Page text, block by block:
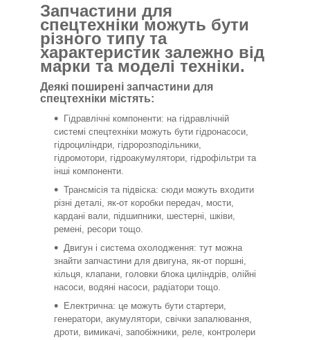
Запчастини для
спецтехніки можуть бути
різного типу та
характеристик залежно від
марки та моделі техніки.
Деякі поширені запчастини для
спецтехніки містять:
Гідравлічні компоненти: на гідравлічній
системі спецтехніки можуть бути гідронасоси,
гідроциліндри, гідророзподільники,
гідромотори, гідроакумулятори, гідрофільтри та
інші компоненти.
Трансмісія та підвіска: сюди можуть входити
різні деталі, як-от коробки передач, мости,
кардані вали, підшипники, шестерні, шківи,
ремені, ресори тощо.
Двигун і система охолодження: тут можна
знайти запчастини для двигуна, як-от поршні,
кільця, клапани, головки блока циліндрів, олійні
насоси, водяні насоси, радіатори тощо.
Електрична: це можуть бути стартери,
генератори, акумулятори, свічки запалювання,
дроти, вимикачі, запобіжники, реле, контролери